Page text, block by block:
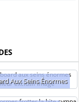
Aux Seins Énormes